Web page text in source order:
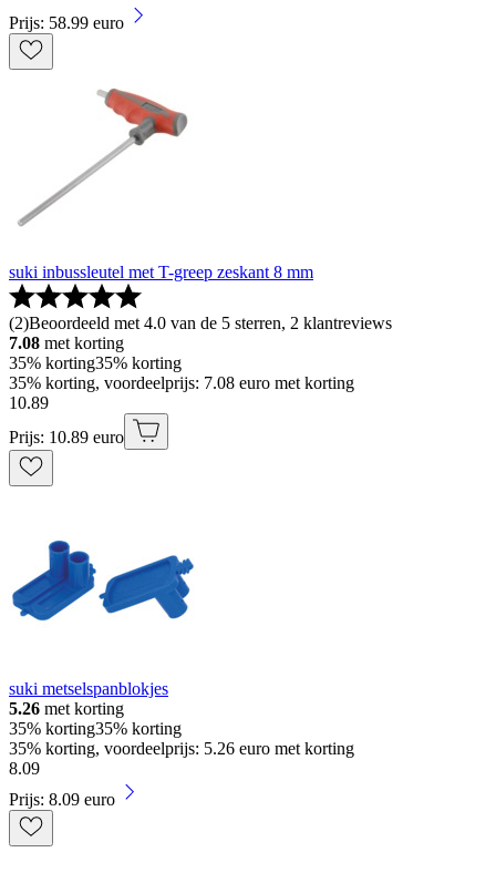
Prijs: 58.99 euro
suki inbussleutel met T-greep zeskant 8 mm
(2)Beoordeeld met 4.0 van de 5 sterren, 2 klantreviews
7.08 met korting
35% korting35% korting
35% korting, voordeelprijs: 7.08 euro met korting
10.89
Prijs: 10.89 euro
suki metselspanblokjes
5.26 met korting
35% korting35% korting
35% korting, voordeelprijs: 5.26 euro met korting
8.09
Prijs: 8.09 euro